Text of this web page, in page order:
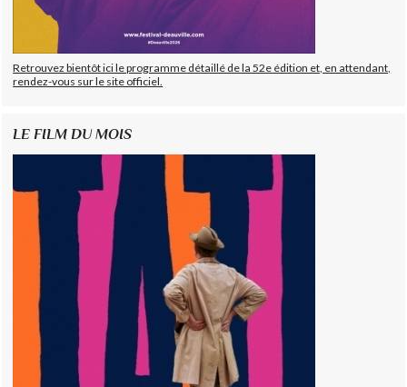
Retrouvez bientôt ici le programme détaillé de la 52e édition et, en attendant,
rendez-vous sur le site officiel.
LE FILM DU MOIS